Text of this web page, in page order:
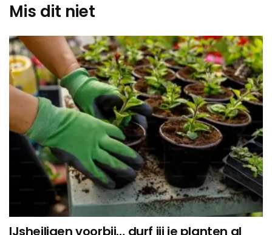
Mis dit niet
IJsheiligen voorbij… durf jij je planten al